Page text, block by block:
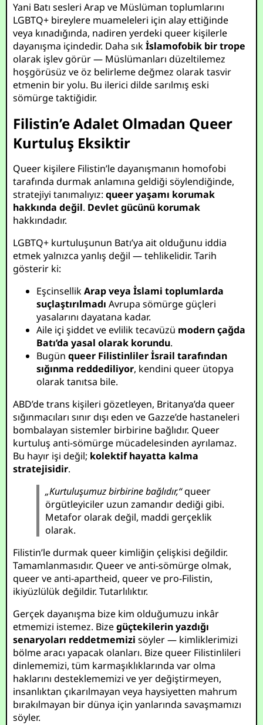
Yani Batı sesleri Arap ve Müslüman toplumlarını
LGBTQ+ bireylere muameleleri için alay ettiğinde
veya kınadığında, nadiren yerdeki queer kişilerle
dayanışma içindedir. Daha sıkİslamofobik bir trope
olarak işlev görür — Müslümanları düzeltilemez
hoşgörüsüz ve öz belirleme değmez olarak tasvir
etmenin bir yolu. Bu ilerici dilde sarılmış eski
sömürge taktiğidir.
Filistin’e Adalet Olmadan Queer
Kurtuluş Eksiktir
Queer kişilere Filistin’le dayanışmanın homofobi
tarafında durmak anlamına geldiği söylendiğinde,
stratejiyi tanımalıyız:queer yaşamı korumak
hakkında değil. Devlet gücünü korumak
hakkındadır.
LGBTQ+ kurtuluşunun Batı’ya ait olduğunu iddia
etmek yalnızca yanlış değil — tehlikelidir. Tarih
gösterir ki:
EşcinsellikArap veya İslami toplumlarda
suçlaştırılmadı Avrupa sömürge güçleri
yasalarını dayatana kadar.
Aile içi şiddet ve evlilik tecavüzü modern çağda
Batı’da yasal olarak korundu.
Bugünqueer Filistinliler İsrail tarafından
sığınma reddediliyor, kendini queer ütopya
olarak tanıtsa bile.
ABD’de trans kişileri gözetleyen, Britanya’da queer
sığınmacıları sınır dışı eden ve Gazze’de hastaneleri
bombalayan sistemler birbirine bağlıdır. Queer
kurtuluş anti-sömürge mücadelesinden ayrılamaz.
Bu hayır işi değil; kolektif hayatta kalma
stratejisidir.
„Kurtuluşumuz birbirine bağlıdır,“queer
örgütleyiciler uzun zamandır dediği gibi.
Metafor olarak değil, maddi gerçeklik
olarak.
Filistin’le durmak queer kimliğin çelişkisi değildir.
Tamamlanmasıdır. Queer ve anti-sömürge olmak,
queer ve anti-apartheid, queer ve pro-Filistin,
ikiyüzlülük değildir. Tutarlılıktır.
Gerçek dayanışma bize kim olduğumuzu inkâr
etmemizi istemez. Bizegüçtekilerin yazdığı
senaryoları reddetmemizi söyler — kimliklerimizi
bölme aracı yapacak olanları. Bize queer Filistinlileri
dinlememizi, tüm karmaşıklıklarında var olma
haklarını desteklememizi ve yer değiştirmeyen,
insanlıktan çıkarılmayan veya haysiyetten mahrum
bırakılmayan bir dünya için yanlarında savaşmamızı
söyler.